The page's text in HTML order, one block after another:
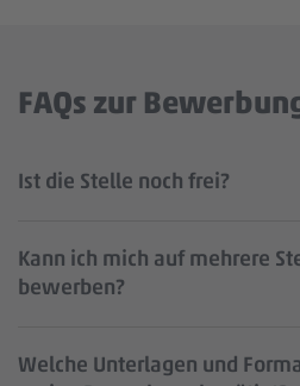
FAQs zur
Ist die Stelle noch frei?
Kann ich mich auf mehrere
bewerben?
Welche Unterlagen und